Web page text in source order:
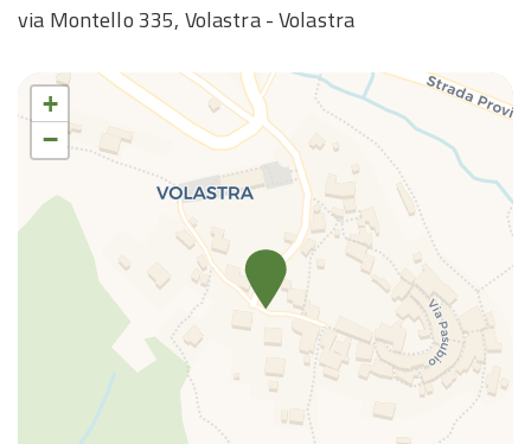
via Montello 335, Volastra - Volastra
+
−